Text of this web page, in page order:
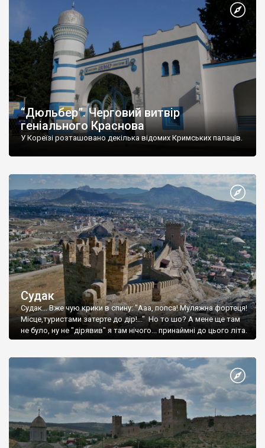
“Дюльбер”. Черговий витвір
геніального Краснова
У Кореїзі розташовано декілька відомих Кримських палаців.
Судак
Судак... Вже чую крики в спину: "Ааа, попса! Муляжна фортеця!
Місце,туристами затерте до дір!..." Но то шо? А мене ще там
не було, ну не "дірявив" я там нічого... принаймні до цього літа.